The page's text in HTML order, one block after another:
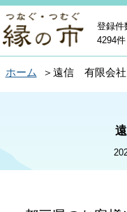
登録件
4294件
ホーム 遠信 有限会社